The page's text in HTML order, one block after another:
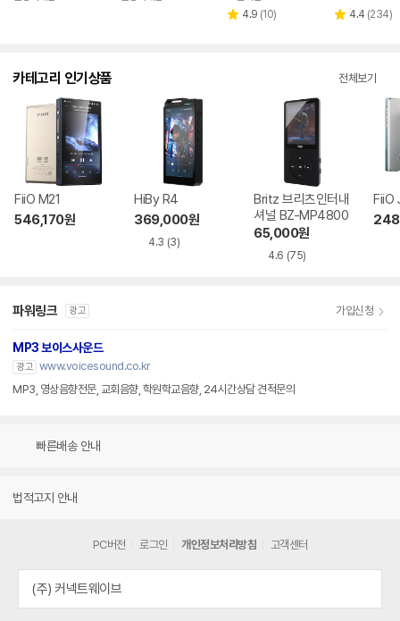
페이
별 4.9 리
(10)
레이어
별 4.4 리
(234)
카테고리 인기상품 전체보기
FiiO M21
546,170원
HiBy R4
369,000원
4.3 (3)
Britz 브리츠인터내
셔널 BZ-MP4800
65,000원
4.6 (75)
FiiO
파워링크 광고 가입신청
MP3 보이스사운드
광고 www.voicesound.co.kr
MP3, 영상음향전문, 교회음향, 학원학교음향, 24시간상담 견적문의
빠른배송 안내
법적고지 안내
PC버전 로그인 개인정보처리방침 고객센터
(주) 커넥트웨이브